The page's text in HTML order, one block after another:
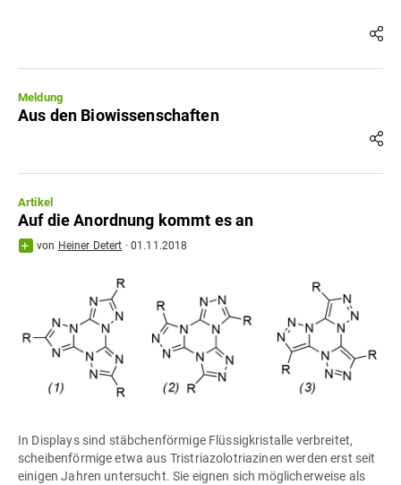
Meldung
Aus den Biowissenschaften
Artikel
Auf die Anordnung kommt es an
von Heiner Detert ·01.11.2018
In Displays sind stäbchenförmige Flüssigkristalle verbreitet,
scheibenförmige etwa aus Tristriazolotriazinen werden erst seit
einigen Jahren untersucht. Sie eignen sich möglicherweise als